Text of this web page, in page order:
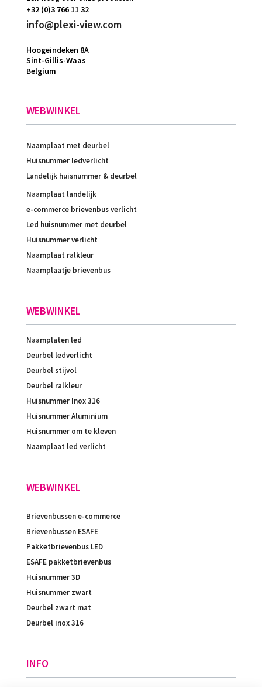
+32 (0)3 766 11 32
info@plexi-view.com
Hoogeindeken 8A
Sint-Gillis-Waas
Belgium
WEBWINKEL
Naamplaat met deurbel
Huisnummer ledverlicht
Landelijk huisnummer & deurbel
Naamplaat landelijk
e-commerce brievenbus verlicht
Led huisnummer met deurbel
Huisnummer verlicht
Naamplaat ralkleur
Naamplaatje brievenbus
WEBWINKEL
Naamplaten led
Deurbel ledverlicht
Deurbel stijvol
Deurbel ralkleur
Huisnummer Inox 316
Huisnummer Aluminium
Huisnummer om te kleven
Naamplaat led verlicht
WEBWINKEL
Brievenbussen e-commerce
Brievenbussen ESAFE
Pakketbrievenbus LED
ESAFE pakketbrievenbus
Huisnummer 3D
Huisnummer zwart
Deurbel zwart mat
Deurbel inox 316
INFO